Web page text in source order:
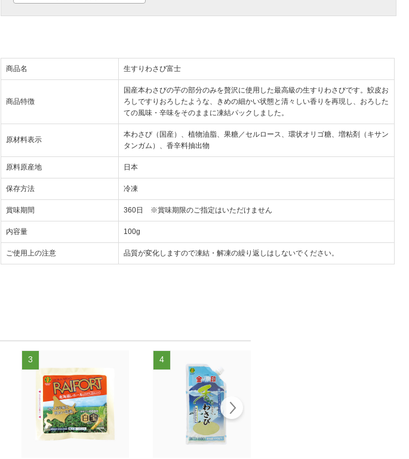
商品名 生すりわさび富士
商品特徴
国産本わさびの芋の部分のみを贅沢に使用した最高級の生すりわさびです。鮫皮お
ろしですりおろしたような、きめの細かい状態と清々しい香りを再現し、おろした
ての風味・辛味をそのままに凍結パックしました。
原材料表示
本わさび（国産）、植物油脂、果糖／セルロース、環状オリゴ糖、増粘剤（キサン
タンガム）、香辛料抽出物
原料原産地 日本
保存方法 冷凍
賞味期間 360日 ※賞味期限のご指定はいただけません
内容量 100g
ご使用上の注意 品質が変化しますので凍結・解凍の繰り返しはしないでください。
3 4